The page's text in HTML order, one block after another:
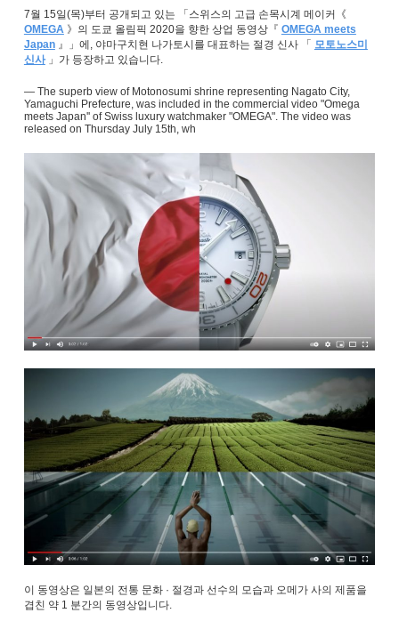
7월 15일(목)부터 공개되고 있는 「스위스의 고급 손목시계 메이커《
OMEGA》의 도쿄 올림픽 2020을 향한 상업 동영상『 OMEGA meets
Japan』」에, 야마구치현 나가토시를 대표하는 절경 신사 「 모토노스미
신사」가 등장하고 있습니다.
― The superb view of Motonosumi shrine representing Nagato City,
Yamaguchi Prefecture, was included in the commercial video "Omega
meets Japan'' of Swiss luxury watchmaker "OMEGA". The video was
released on Thursday July 15th, wh
이 동영상은 일본의 전통 문화 · 절경과 선수의 모습과 오메가 사의 제품을
겹친 약 1 분간의 동영상입니다.